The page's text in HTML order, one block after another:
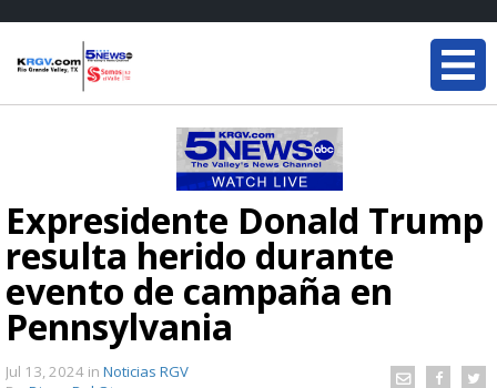
Expresidente Donald Trump
resulta herido durante
evento de campaña en
Pennsylvania
Jul 13, 2024 in Noticias RGV